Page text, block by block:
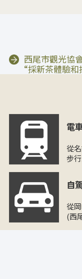
西尾市觀光協
“採新茶體驗
電
從
步
自
從
(西